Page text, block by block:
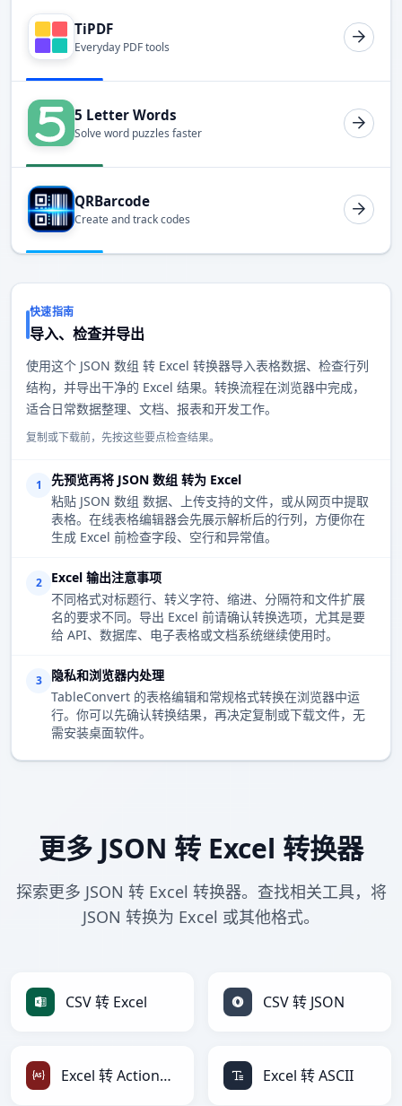
TiPDF
Everyday PDF tools
5 Letter Words
Solve word puzzles faster
QRBarcode
Create and track codes
快速指南
导入、检查并导出
使用这个 JSON 数组 转 Excel 转换器导入表格数据、检查行列
结构，并导出干净的 Excel 结果。转换流程在浏览器中完成，
适合日常数据整理、文档、报表和开发工作。
复制或下载前，先按这些要点检查结果。
1
先预览再将 JSON 数组 转为 Excel
粘贴 JSON 数组 数据、上传支持的文件，或从网页中提取
表格。在线表格编辑器会先展示解析后的行列，方便你在
生成 Excel 前检查字段、空行和异常值。
2
Excel 输出注意事项
不同格式对标题行、转义字符、缩进、分隔符和文件扩展
名的要求不同。导出 Excel 前请确认转换选项，尤其是要
给 API、数据库、电子表格或文档系统继续使用时。
3
隐私和浏览器内处理
TableConvert 的表格编辑和常规格式转换在浏览器中运
行。你可以先确认转换结果，再决定复制或下载文件，无
需安装桌面软件。
更多 JSON 转 Excel 转换器
探索更多 JSON 转 Excel 转换器。查找相关工具，将
JSON 转换为 Excel 或其他格式。
CSV 转 Excel CSV 转 JSON
Excel 转 ActionScript Excel 转 ASCII